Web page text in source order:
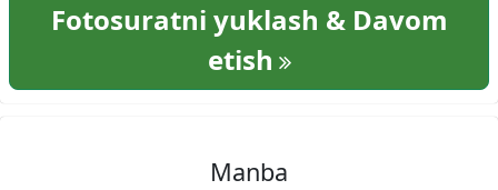
Fotosuratni yuklash & Davom
etish
Manba